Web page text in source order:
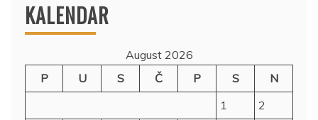
KALENDAR
August 2026
P
U S Č P S
N
1
2